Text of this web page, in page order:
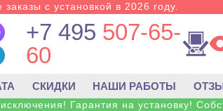
с установкой в 2026 году.
+7 495 507-65-
60
СКИДКИ НАШИ РАБОТЫ
Гарантия на установку!